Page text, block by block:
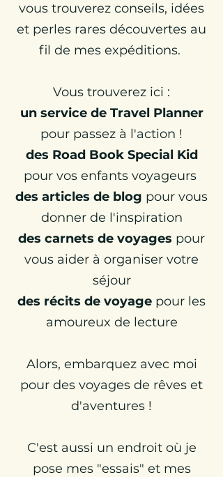
vous trouverez conseils, idées
et perles rares découvertes au
fil de mes expéditions.
Vous trouverez ici :
un service de Travel Planner
pour passez à l'action !
des Road Book Special Kid
pour vos enfants voyageurs
des articles de blog pour vous
donner de l'inspiration
des carnets de voyages pour
vous aider à organiser votre
séjour
des récits de voyage pour les
amoureux de lecture
Alors, embarquez avec moi
pour des voyages de rêves et
d'aventures !
C'est aussi un endroit où je
pose mes "essais" et mes